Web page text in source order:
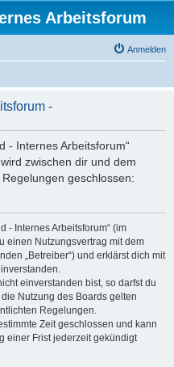
Arbeitsforum
Anmelden
-
- Internes Arbeitsforum“
zwischen dir und dem
geschlossen:
- Internes Arbeitsforum“ (im
einen Nutzungsvertrag mit dem
„Betreiber“) und erklärst dich mit
einverstanden bist, so darfst du
Nutzung des Boards gelten
Regelungen.
Zeit geschlossen und kann
einer Frist jederzeit gekündigt